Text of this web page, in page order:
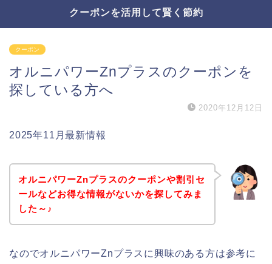
クーポンを活用して賢く節約
クーポン
オルニパワーZnプラスのクーポンを
探している方へ
2020年12月12日
2025年11月最新情報
オルニパワーZnプラスのクーポンや割引セ
ールなどお得な情報がないかを探してみま
した～♪
なのでオルニパワーZnプラスに興味のある方は参考に